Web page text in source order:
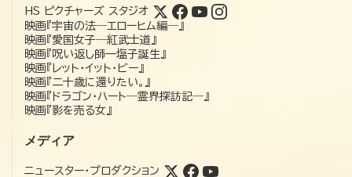
HS ピクチャーズ スタジオ
映画『宇宙の法―エローヒム編―』
映画『愛国女子―紅武士道』
映画『呪い返し師—塩子誕生』
映画『レット・イット・ビー』
映画『二十歳に還りたい。』
映画『ドラゴン・ハート―霊界探訪記―』
映画『影を売る女』
メディア
ニュースター・プロダクション